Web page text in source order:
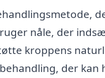
nåle, der
kroppens
der